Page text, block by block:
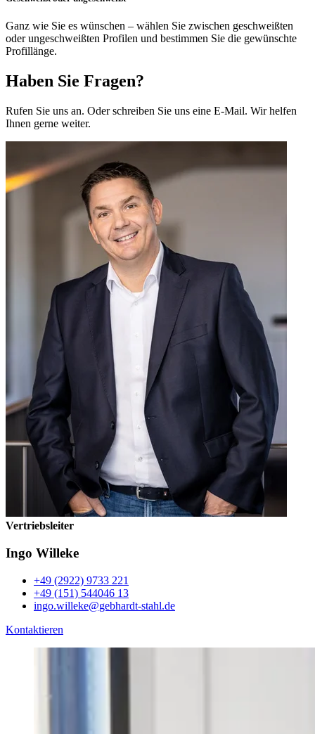
Ganz wie Sie es wünschen – wählen Sie zwischen geschweißten
oder ungeschweißten Profilen und bestimmen Sie die gewünschte
Profillänge.
Haben Sie Fragen?
Rufen Sie uns an. Oder schreiben Sie uns eine E-Mail. Wir helfen
Ihnen gerne weiter.
Vertriebsleiter
Ingo Willeke
+49 (2922) 9733 221
+49 (151) 544046 13
ingo.willeke@gebhardt-stahl.de
Kontaktieren